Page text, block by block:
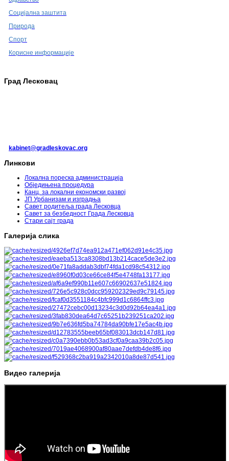
Социјална заштита
Природа
Спорт
Корисне информације
Град Лесковац
kabinet@gradleskovac.org
Линкови
Локална пореска администрација
Обједињена процедура
Канц. за локални економски развој
ЈП Урбанизам и изградња
Савет родитеља града Лесковца
Савет за безбедност Града Лесковца
Стари сајт града
Галерија слика
Видео галерија